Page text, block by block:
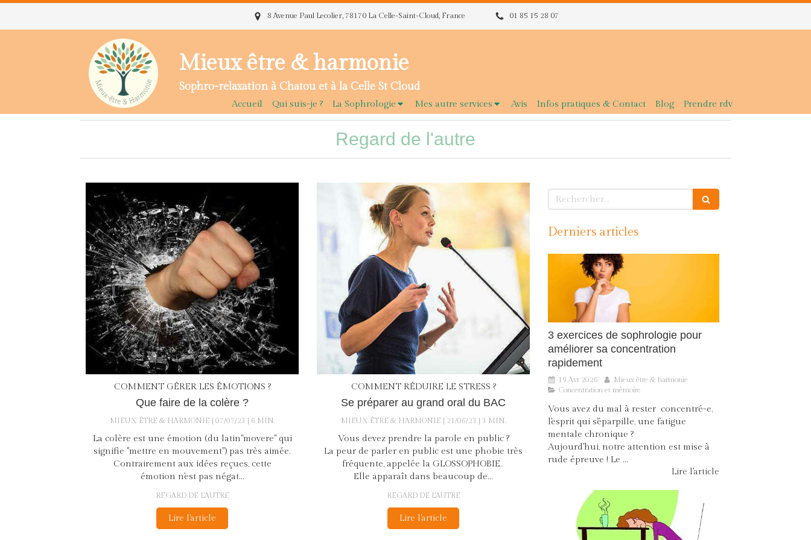
8 Avenue Paul Lecolier, 78170 La Celle-Saint-Cloud, France 01 85 15 28 07
Mieux être & harmonie
Sophro-relaxation à Chatou et à la Celle St Cloud
Accueil Qui suis-je ? La Sophrologie Mes autre services Avis Infos pratiques & Contact Blog Prendre rdv
Regard de l'autre
COMMENT GÉRER LES ÉMOTIONS ?
Que faire de la colère ?
MIEUX ÊTRE & HARMONIE 07/07/23 6 MIN.
La colère est une émotion (du latin"movere" qui
signifie "mettre en mouvement") pas très aimée.
Contrairement aux idées reçues, cette
émotion n'est pas négat...
REGARD DE L'AUTRE
Lire l'article
COMMENT RÉDUIRE LE STRESS ?
Se préparer au grand oral du BAC
MIEUX ÊTRE & HARMONIE 21/06/23 3 MIN.
Vous devez prendre la parole en public ?
La peur de parler en public est une phobie très
fréquente, appelée la GLOSSOPHOBIE.
Elle apparaît dans beaucoup de...
REGARD DE L'AUTRE
Lire l'article
Rechercher
Derniers articles
3 exercices de sophrologie pour
améliorer sa concentration
rapidement
19 Avr 2026
Mieux être & harmonie
Concentration et mémoire
Vous avez du mal à rester concentré-e,
l'esprit qui s'éparpille, une fatigue
mentale chronique ?
Aujourd'hui, notre attention est mise à
rude épreuve ! Le ...
Lire l'article